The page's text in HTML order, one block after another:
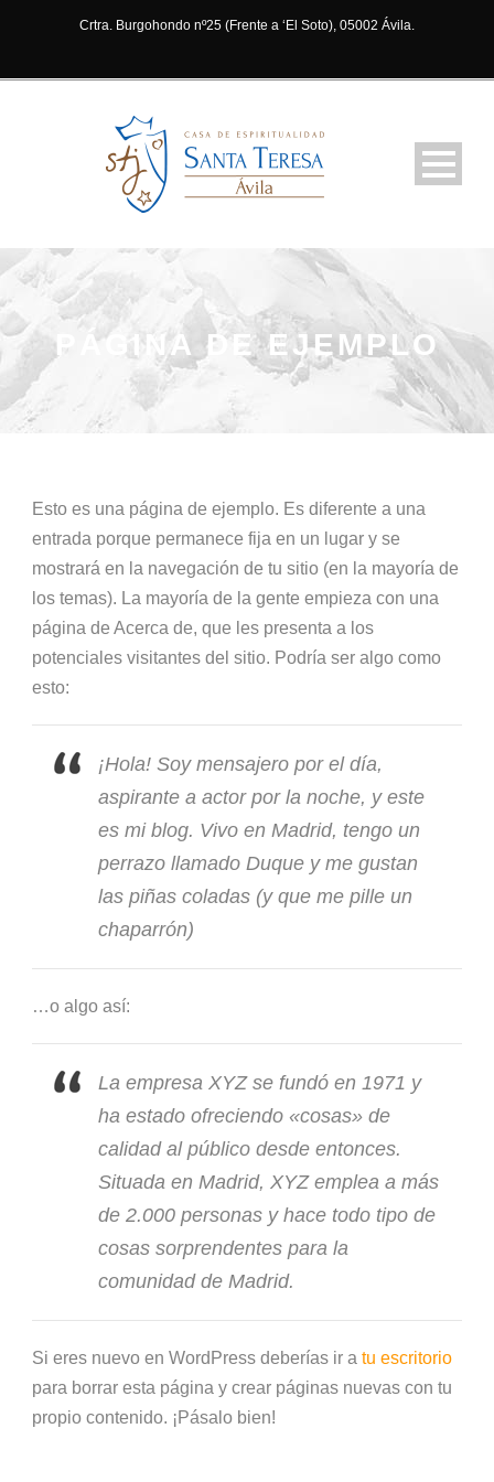
Crtra. Burgohondo nº25 (Frente a ‘El Soto), 05002 Ávila.
PÁGINA DE EJEMPLO
Esto es una página de ejemplo. Es diferente a una
entrada porque permanece fija en un lugar y se
mostrará en la navegación de tu sitio (en la mayoría de
los temas). La mayoría de la gente empieza con una
página de Acerca de, que les presenta a los
potenciales visitantes del sitio. Podría ser algo como
esto:
¡Hola! Soy mensajero por el día,
aspirante a actor por la noche, y este
es mi blog. Vivo en Madrid, tengo un
perrazo llamado Duque y me gustan
las piñas coladas (y que me pille un
chaparrón)
…o algo así:
La empresa XYZ se fundó en 1971 y
ha estado ofreciendo «cosas» de
calidad al público desde entonces.
Situada en Madrid, XYZ emplea a más
de 2.000 personas y hace todo tipo de
cosas sorprendentes para la
comunidad de Madrid.
Si eres nuevo en WordPress deberías ir a tu escritorio
para borrar esta página y crear páginas nuevas con tu
propio contenido. ¡Pásalo bien!